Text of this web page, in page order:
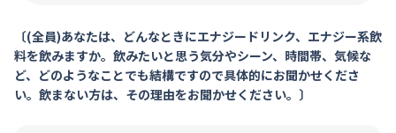
〔(全員)あなたは、どんなときにエナジードリンク、エナジー系飲
料を飲みますか。飲みたいと思う気分やシーン、時間帯、気候な
ど、どのようなことでも結構ですので具体的にお聞かせくださ
い。飲まない方は、その理由をお聞かせください。〕